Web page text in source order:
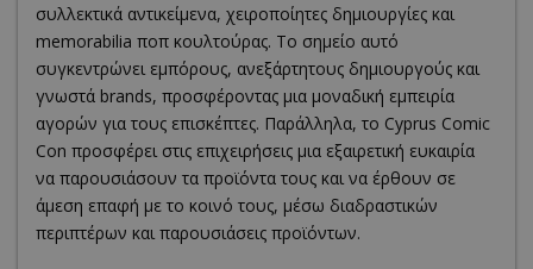
συλλεκτικά αντικείμενα, χειροποίητες δημιουργίες και
memorabilia ποπ κουλτούρας. Το σημείο αυτό
συγκεντρώνει εμπόρους, ανεξάρτητους δημιουργούς και
γνωστά brands, προσφέροντας μια μοναδική εμπειρία
αγορών για τους επισκέπτες. Παράλληλα, το Cyprus Comic
Con προσφέρει στις επιχειρήσεις μια εξαιρετική ευκαιρία
να παρουσιάσουν τα προϊόντα τους και να έρθουν σε
άμεση επαφή με το κοινό τους, μέσω διαδραστικών
περιπτέρων και παρουσιάσεις προϊόντων.